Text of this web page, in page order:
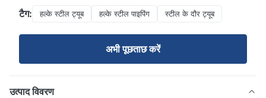
टैग: हल्के स्टील ट्यूब हल्के स्टील पाइपिंग स्टील के दौर ट्यूब
अभी पूछताछ करें
उत्पाद विवरण